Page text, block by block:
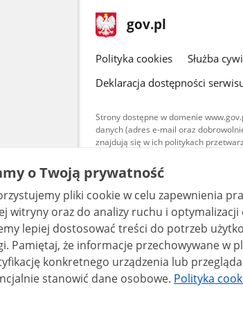
stopka
gov.pl Strona
gov.pl
gov.pl
Polityka cookies Służba
Deklaracja dostępności
Strony dostępne w domenie
danych (adres e-mail oraz
znajdują się w ich politykach
Treści tekstowe
udostępniane na
warunkach 4.0 (CC
są udostępniane na
bez utworów zależnych
o Twoją prywatność
pliki cookie w celu zapewnienia
witryny oraz do analizy ruchu i optymalizacji
lepiej dostosować treści do potrzeb
pozwalać na
konkretnego urządzenia lub
stanowić dane osobowe. Polityka